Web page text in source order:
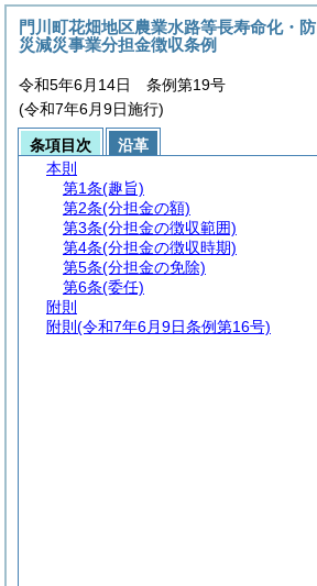
門川町花畑地区農業水路等長寿命化・防
災減災事業分担金徴収条例
令和5年6月14日 条例第19号
(令和7年6月9日施行)
条項目次
沿革
本則
第1条(趣旨)
第2条(分担金の額)
第3条(分担金の徴収範囲)
第4条(分担金の徴収時期)
第5条(分担金の免除)
第6条(委任)
附則
附則 (令和7年6月9日条例第16号)